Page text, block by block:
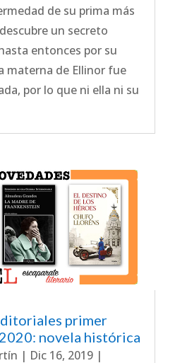
de su prima más
un secreto
entonces por su
materna de Ellinor fue
por lo que ni ella ni su
primer
novela histórica
| Dic 16, 2019|